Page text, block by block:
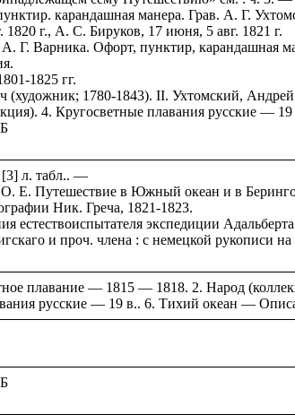
карандашная манера. Грав. А. Г.
г., А. С. Бируков, 17 июня, 5 авг. 1821 г.
Г. Варника. Офорт, пунктир, карандашная
1825 гг.
(художник; 1780-1843). II. Ухтомский,
4. Кругосветные плавания русские —
л. табл.. —
Е. Путешествие в Южный океан и в
Ник. Греча, 1821-1823.
естествоиспытателя экспедиции
и проч. члена : с немецкой
плавание — 1815 — 1818. 2. Народ
русские — 19 в.. 6. Тихий океан —